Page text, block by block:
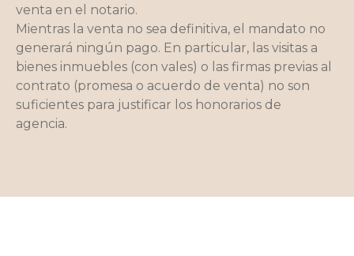
venta en el notario.
Mientras la venta no sea definitiva, el mandato no
generará ningún pago. En particular, las visitas a
bienes inmuebles (con vales) o las firmas previas al
contrato (promesa o acuerdo de venta) no son
suficientes para justificar los honorarios de
agencia.